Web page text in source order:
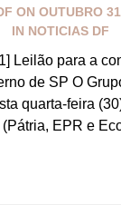
ONOUTUBRO
IN NOTICIAS DF
Leilão para a
de SP O
quarta-feira
EPR e